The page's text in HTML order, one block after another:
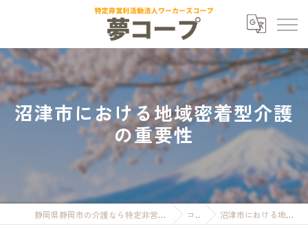
沼津市における地域密着型介護
の重要性
静岡県静岡市の介護なら特定非営利活動法人ワーカーズコープ夢コープ コラム 沼津市における地域密着型介護の重要性